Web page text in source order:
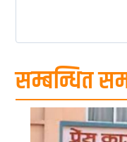
सम्बन्धित